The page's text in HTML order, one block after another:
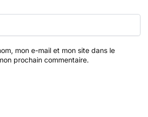
mon e-mail et mon site dans le
prochain commentaire.